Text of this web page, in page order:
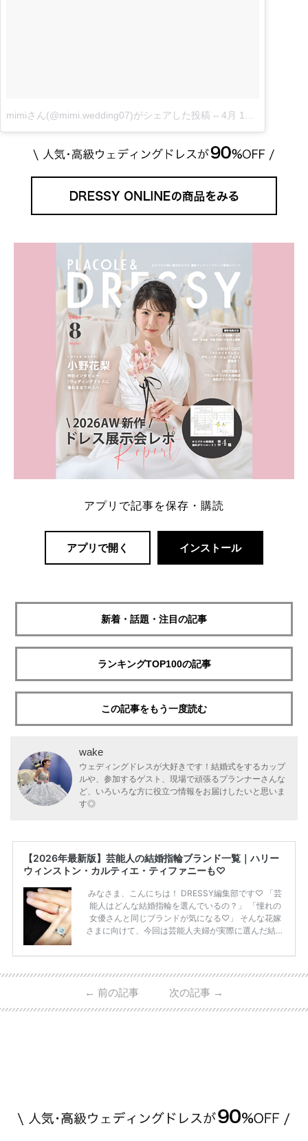
mimiさん(@mimi.wedding07)がシェアした投稿 – 4月 15, 2017 at 4:17午後 PDT
アプリで記事を保存・購読
アプリで開く インストール
新着・話題・注目の記事
ランキングTOP100の記事
この記事をもう一度読む
wake
ウェディングドレスが大好きです！結婚式をするカップ
ルや、参加するゲスト、現場で頑張るプランナーさんな
ど、いろいろな方に役立つ情報をお届けしたいと思いま
す◎
【2026年最新版】芸能人の結婚指輪ブランド一覧｜ハリー
ウィンストン・カルティエ・ティファニーも♡
みなさま、こんにちは！ DRESSY編集部です♡ 「芸
能人はどんな結婚指輪を選んでいるの？」 「憧れの
女優さんと同じブランドが気になる♡」 そんな花嫁
さまに向けて、今回は芸能人夫婦が実際に選んだ結婚
ーウィンストンやカルティエ、ティファニーなど世界
日本で人気のブランドまで幅広くご紹介。 さらに、
・愛用している芸能人夫婦 ・リングの特徴や魅力 ・
← 前の記事 次の記事 →